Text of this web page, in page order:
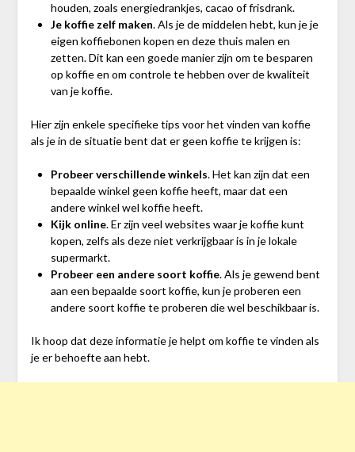
houden, zoals energiedrankjes, cacao of frisdrank.
Je koffie zelf maken. Als je de middelen hebt, kun je je
eigen koffiebonen kopen en deze thuis malen en
zetten. Dit kan een goede manier zijn om te besparen
op koffie en om controle te hebben over de kwaliteit
van je koffie.
Hier zijn enkele specifieke tips voor het vinden van koffie
als je in de situatie bent dat er geen koffie te krijgen is:
Probeer verschillende winkels. Het kan zijn dat een
bepaalde winkel geen koffie heeft, maar dat een
andere winkel wel koffie heeft.
Kijk online. Er zijn veel websites waar je koffie kunt
kopen, zelfs als deze niet verkrijgbaar is in je lokale
supermarkt.
Probeer een andere soort koffie. Als je gewend bent
aan een bepaalde soort koffie, kun je proberen een
andere soort koffie te proberen die wel beschikbaar is.
Ik hoop dat deze informatie je helpt om koffie te vinden als
je er behoefte aan hebt.